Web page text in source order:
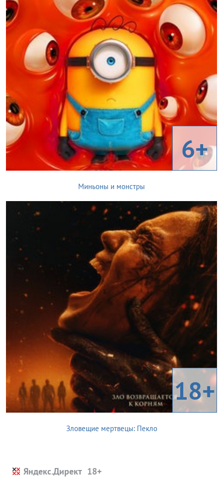
6+
Миньоны и монстры
18+
Зловещие мертвецы: Пекло
Яндекс.Директ